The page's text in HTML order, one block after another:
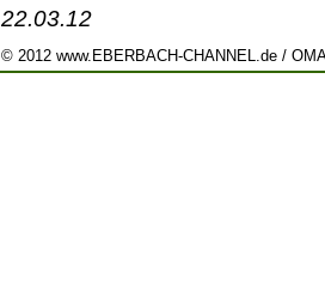
22.03.12
© 2012 www.EBERBACH-CHANNEL.de /